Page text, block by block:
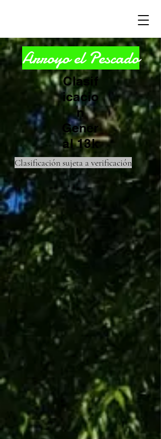
Arroyo el Pescado
Clasif
icacio
n
Gener
al 13k
Clasificación sujeta a verificación